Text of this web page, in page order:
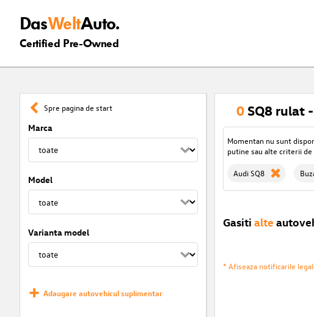
DasWeltAuto.
Certified Pre-Owned
Spre pagina de start
Marca
Model
Varianta model
Adaugare autovehicul suplimentar
0 SQ8 rulat
Momentan nu sunt
putine sau alte criterii de
Audi SQ8
Gasiti alte
* Afiseaza notificarile